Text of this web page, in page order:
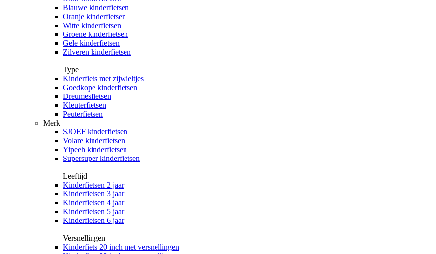
Blauwe kinderfietsen
Oranje kinderfietsen
Witte kinderfietsen
Groene kinderfietsen
Gele kinderfietsen
Zilveren kinderfietsen
Type
Kinderfiets met zijwieltjes
Goedkope kinderfietsen
Dreumesfietsen
Kleuterfietsen
Peuterfietsen
Merk
SJOEF kinderfietsen
Volare kinderfietsen
Yipeeh kinderfietsen
Supersuper kinderfietsen
Leeftijd
Kinderfietsen 2 jaar
Kinderfietsen 3 jaar
Kinderfietsen 4 jaar
Kinderfietsen 5 jaar
Kinderfietsen 6 jaar
Versnellingen
Kinderfiets 20 inch met versnellingen